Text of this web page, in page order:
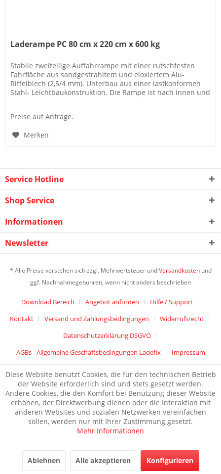
Laderampe PC 80 cm x 220 cm x 600 kg
Stabile zweiteilige Auffahrrampe mit einer rutschfesten
Fahrfläche aus sandgestrahltem und eloxiertem Alu-
Riffelblech (2,5/4 mm). Unterbau aus einer lastkonformen
Stahl- Leichtbaukonstruktion. Die Rampe ist nach innen und
Preise auf Anfrage.
Merken
Service Hotline
Shop Service
Informationen
Newsletter
* Alle Preise verstehen sich zzgl. Mehrwertsteuer undVersandkostenund
ggf. Nachnahmegebühren, wenn nicht anders beschrieben
Download Bereich Angebot anforden
Hilfe / Support
Kontakt
Versand und Zahlungsbedingungen
Widerrufsrecht
Datenschutzerklärung DSGVO
AGBs - Allgemeine Geschäftsbedingungen Ladefix
Impressum
Diese Website benutzt Cookies, die für den technischen Betrieb
der Website erforderlich sind und stets gesetzt werden.
Andere Cookies, die den Komfort bei Benutzung dieser Website
erhöhen, der Direktwerbung dienen oder die Interaktion mit
anderen Websites und sozialen Netzwerken vereinfachen
sollen, werden nur mit Ihrer Zustimmung gesetzt.
Mehr Informationen
Ablehnen Alle akzeptieren Konfigurieren